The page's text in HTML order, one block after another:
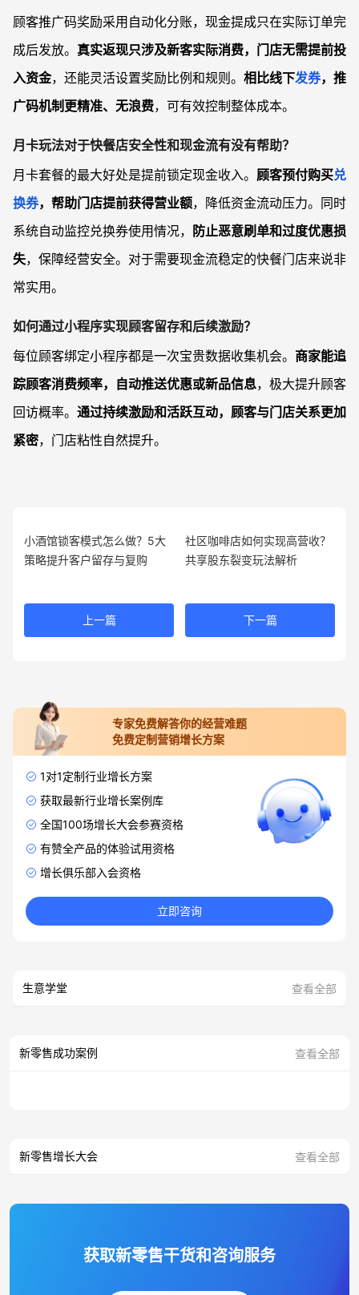
顾客推广码奖励采用自动化分账，现金提成只在实际订单完
成后发放。 真实返现只涉及新客实际消费，门店无需提前投
入资金，还能灵活设置奖励比例和规则。 相比线下发券，推
广码机制更精准、无浪费，可有效控制整体成本。
月卡玩法对于快餐店安全性和现金流有没有帮助？
月卡套餐的最大好处是提前锁定现金收入。 顾客预付购买兑
换券，帮助门店提前获得营业额，降低资金流动压力。同时
系统自动监控兑换券使用情况， 防止恶意刷单和过度优惠损
失，保障经营安全。对于需要现金流稳定的快餐门店来说非
常实用。
如何通过小程序实现顾客留存和后续激励？
每位顾客绑定小程序都是一次宝贵数据收集机会。 商家能追
踪顾客消费频率，自动推送优惠或新品信息，极大提升顾客
回访概率。 通过持续激励和活跃互动，顾客与门店关系更加
紧密，门店粘性自然提升。
小酒馆锁客模式怎么做？5大
策略提升客户留存与复购
上一篇
社区咖啡店如何实现高营收？
共享股东裂变玩法解析
下一篇
专家免费解答你的经营难题
免费定制营销增长方案
1对1定制行业增长方案
获取最新行业增长案例库
全国100场增长大会参赛资格
有赞全产品的体验试用资格
增长俱乐部入会资格
立即咨询
生意学堂 查看全部
新零售成功案例 查看全部
新零售增长大会 查看全部
获取新零售干货和咨询服务